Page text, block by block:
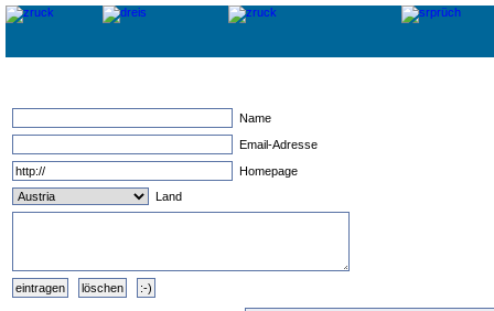
Name
Email-Adresse
Homepage
Land